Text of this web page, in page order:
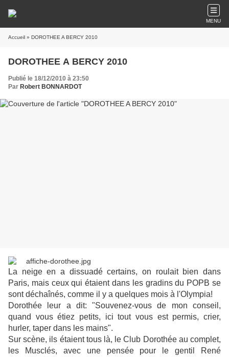
MENU
Accueil » DOROTHEE A BERCY 2010
DOROTHEE A BERCY 2010
Publié le 18/12/2010 à 23:50
Par Robert BONNARDOT
La neige en a dissuadé certains, on roulait bien dans
Paris, mais ceux qui étaient dans les gradins du POPB se
sont déchaînés, comme il y a quelques mois à l'Olympia!
Dorothée leur a dit: "Souvenez-vous de mon conseil,
quand vous étiez petits, ici tout vous est permis, crier,
hurler, taper dans les mains".
Sur scène, ils étaient tous là, le Club Dorothée au complet,
les Musclés, avec une pensée pour le gentil René